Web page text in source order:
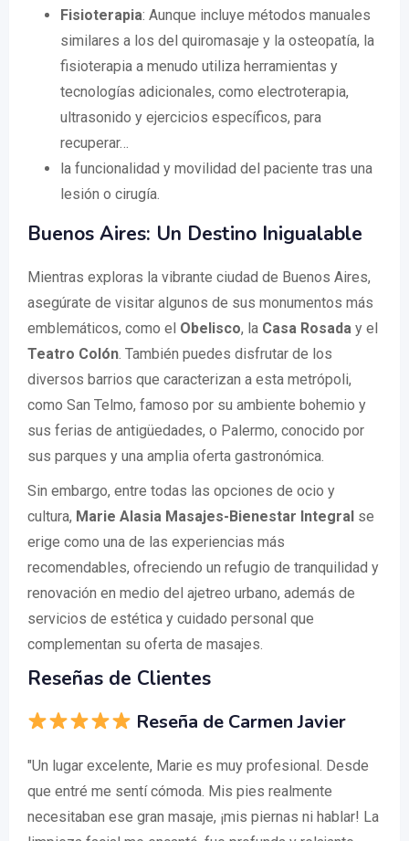
Fisioterapia: Aunque incluye métodos manuales
similares a los del quiromasaje y la osteopatía, la
fisioterapia a menudo utiliza herramientas y
tecnologías adicionales, como electroterapia,
ultrasonido y ejercicios específicos, para
recuperar…
la funcionalidad y movilidad del paciente tras una
lesión o cirugía.
Buenos Aires: Un Destino Inigualable
Mientras exploras la vibrante ciudad de Buenos Aires,
asegúrate de visitar algunos de sus monumentos más
emblemáticos, como el Obelisco, la Casa Rosada y el
Teatro Colón. También puedes disfrutar de los
diversos barrios que caracterizan a esta metrópoli,
como San Telmo, famoso por su ambiente bohemio y
sus ferias de antigüedades, o Palermo, conocido por
sus parques y una amplia oferta gastronómica.
Sin embargo, entre todas las opciones de ocio y
cultura, Marie Alasia Masajes-Bienestar Integral se
erige como una de las experiencias más
recomendables, ofreciendo un refugio de tranquilidad y
renovación en medio del ajetreo urbano, además de
servicios de estética y cuidado personal que
complementan su oferta de masajes.
Reseñas de Clientes
Reseña de Carmen Javier
"Un lugar excelente, Marie es muy profesional. Desde
que entré me sentí cómoda. Mis pies realmente
necesitaban ese gran masaje, ¡mis piernas ni hablar! La